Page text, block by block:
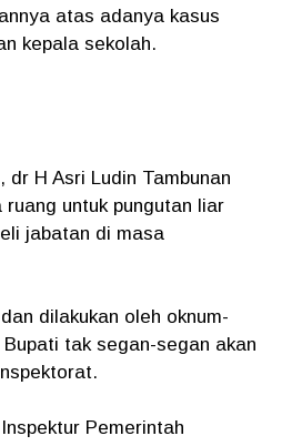
atas adanya kasus
kepala sekolah.
H Asri Ludin Tambunan
untuk pungutan liar
jabatan di masa
dilakukan oleh oknum-
tak segan-segan akan
Pemerintah